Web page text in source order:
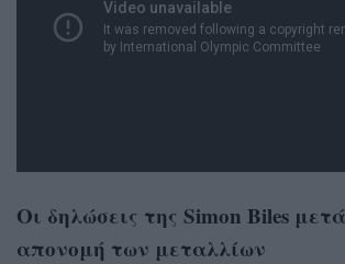
Οι δηλώσεις της Simon Biles
απονομή των μεταλλίων